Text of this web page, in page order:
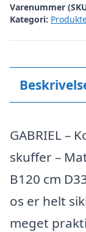
Varenummer
Kategori:
GABRIEL –
skuffer –
B120 cm
os er helt
meget